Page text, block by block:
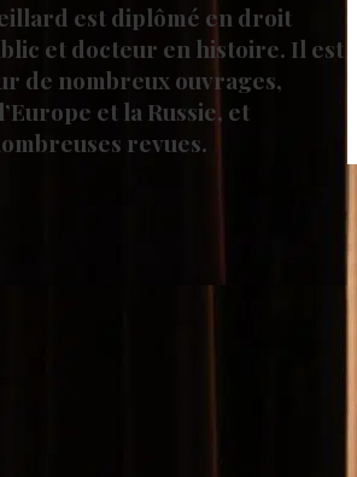
est diplômé en droit
et docteur en histoire. Il est
de nombreux ouvrages,
et la Russie, et
revues.